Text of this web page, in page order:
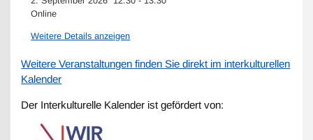
Online
Weitere Details anzeigen
Weitere Veranstaltungen finden Sie direkt im interkulturellen
Kalender
Der Interkulturelle Kalender ist gefördert von: